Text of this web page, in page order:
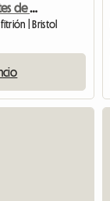
Profesores y estudiantes de posgrado son bienvenidos
| Bristol